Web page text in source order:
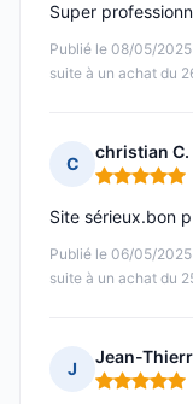
Publié le 08/05/
suite à un achat du
Super
C
christian C.
Note : 5 sur
Publié le 06/05/
suite à un achat du
Site sérieux.bon
J
Jean-
Note : 5 sur